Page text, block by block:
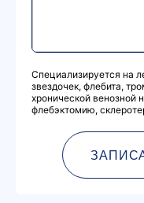
Специализируется на
звездочек, флебита,
хронической венозной
флебэктомию,